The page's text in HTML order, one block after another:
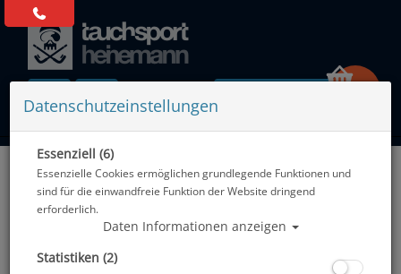
Alle Artikel zeigen aus: Schnapphaken - Karabiner - Spiralkabel - Bungee
Datenschutzeinstellungen
Essenziell (6)
Essenzielle Cookies ermöglichen grundlegende Funktionen und
sind für die einwandfreie Funktion der Website dringend
erforderlich.
Daten Informationen anzeigen
Statistiken (2)